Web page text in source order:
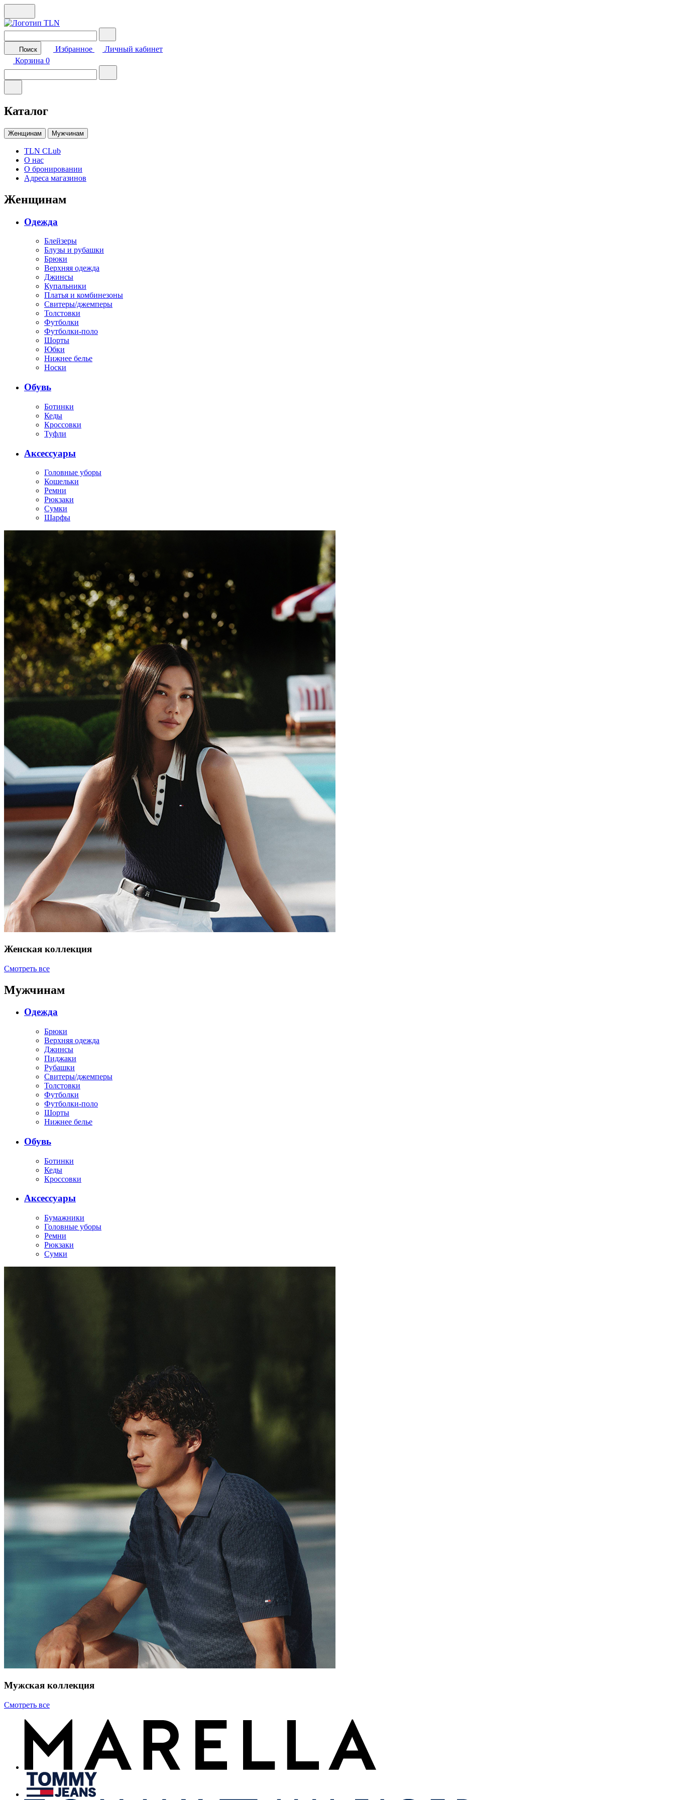
Поиск Избранное
Личный кабинет
Корзина 0
Каталог
Женщинам Мужчинам
TLN CLub
О нас
О бронировании
Адреса магазинов
Женщинам
Одежда
Блейзеры
Блузы и рубашки
Брюки
Верхняя одежда
Джинсы
Купальники
Платья и комбинезоны
Свитеры/джемперы
Толстовки
Футболки
Футболки-поло
Шорты
Юбки
Нижнее белье
Носки
Обувь
Ботинки
Кеды
Кроссовки
Туфли
Аксессуары
Головные уборы
Кошельки
Ремни
Рюкзаки
Сумки
Шарфы
Женская коллекция
Смотреть все
Мужчинам
Одежда
Брюки
Верхняя одежда
Джинсы
Пиджаки
Рубашки
Свитеры/джемперы
Толстовки
Футболки
Футболки-поло
Шорты
Нижнее белье
Обувь
Ботинки
Кеды
Кроссовки
Аксессуары
Бумажники
Головные уборы
Ремни
Рюкзаки
Сумки
Мужская коллекция
Смотреть все